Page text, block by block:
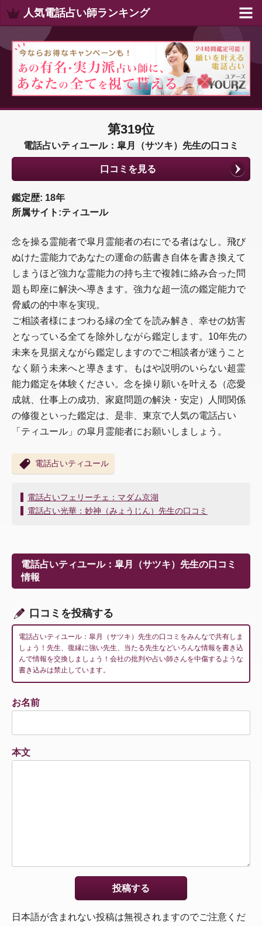
人気電話占い師ランキング
第319位
電話占いティユール：皐月（サツキ）先生の口コミ
口コミを見る
鑑定歴: 18年
所属サイト:ティユール
念を操る霊能者で皐月霊能者の右にでる者はなし。飛び
ぬけた霊能力であなたの運命の筋書き自体を書き換えて
しまうほど強力な霊能力の持ち主で複雑に絡み合った問
題も即座に解決へ導きます。強力な超一流の鑑定能力で
脅威の的中率を実現。
ご相談者様にまつわる縁の全てを読み解き、幸せの妨害
となっている全てを除外しながら鑑定します。10年先の
未来を見据えながら鑑定しますのでご相談者が迷うこと
なく願う未来へと導きます。もはや説明のいらない超霊
能力鑑定を体験ください。念を操り願いを叶える（恋愛
成就、仕事上の成功、家庭問題の解決・安定）人間関係
の修復といった鑑定は、是非、東京で人気の電話占い
「ティユール」の皐月霊能者にお願いしましょう。
電話占いティユール
投
稿
ー
シ
ョ
電話占いフェリーチェ：マダム京湖
電話占い光華：妙神（みょうじん）先生の口コミ
電話占いティユール：皐月（サツキ）先生の口コミ
情報
口コミを投稿する
電話占いティユール：皐月（サツキ）先生の口コミをみんなで共有しま
しょう！先生、復縁に強い先生、当たる先生などいろんな情報を書き込
んで情報を交換しましょう！会社の批判や占い師さんを中傷するような
書き込みは禁止しています。
お名前
本文
日本語が含まれない投稿は無視されますのでご注意くだ